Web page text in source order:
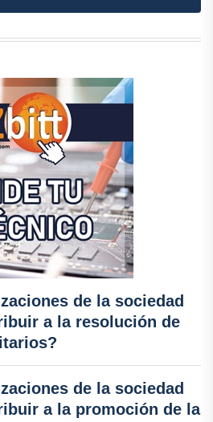
de la sociedad
a la resolución de
de la sociedad
a la promoción de la